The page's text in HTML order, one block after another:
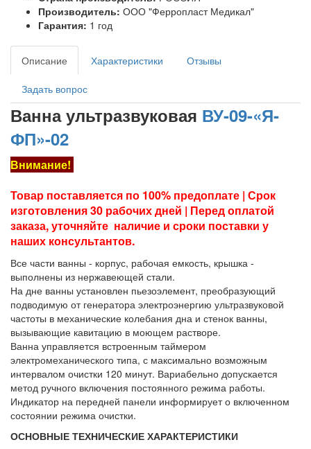
Производитель: ООО "Ферропласт Медикал"
Гарантия: 1 год
Описание Характеристики Отзывы
Задать вопрос
Ванна ультразвуковая ВУ-09-«Я-
ФП»-02
Внимание!
Товар поставляется по 100% предоплате | Срок
изготовления 30 рабочих дней | Перед оплатой
заказа, уточняйте наличие и сроки поставки у
наших консультантов.
Все части ванны - корпус, рабочая емкость, крышка -
выполнены из нержавеющей стали.
На дне ванны установлен пьезоэлемент, преобразующий
подводимую от генератора электроэнергию ультразвуковой
частоты в механические колебания дна и стенок ванны,
вызывающие кавитацию в моющем растворе.
Ванна управляется встроенным таймером
электромеханического типа, с максимально возможным
интервалом очистки 120 минут. Вариабельно допускается
метод ручного включения постоянного режима работы.
Индикатор на передней панели информирует о включенном
состоянии режима очистки.
ОСНОВНЫЕ ТЕХНИЧЕСКИЕ ХАРАКТЕРИСТИКИ